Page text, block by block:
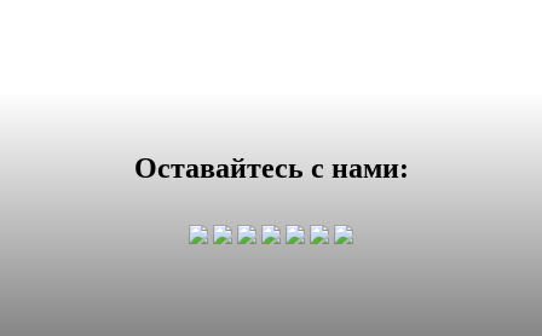
Оставайтесь с нами: